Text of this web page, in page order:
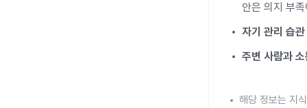
안은 의지 부
자기 관리 습
주변 사람과
해당 정보는 지